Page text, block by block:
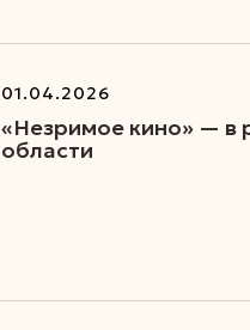
01.04.2026
«Незримое кино» — в
области